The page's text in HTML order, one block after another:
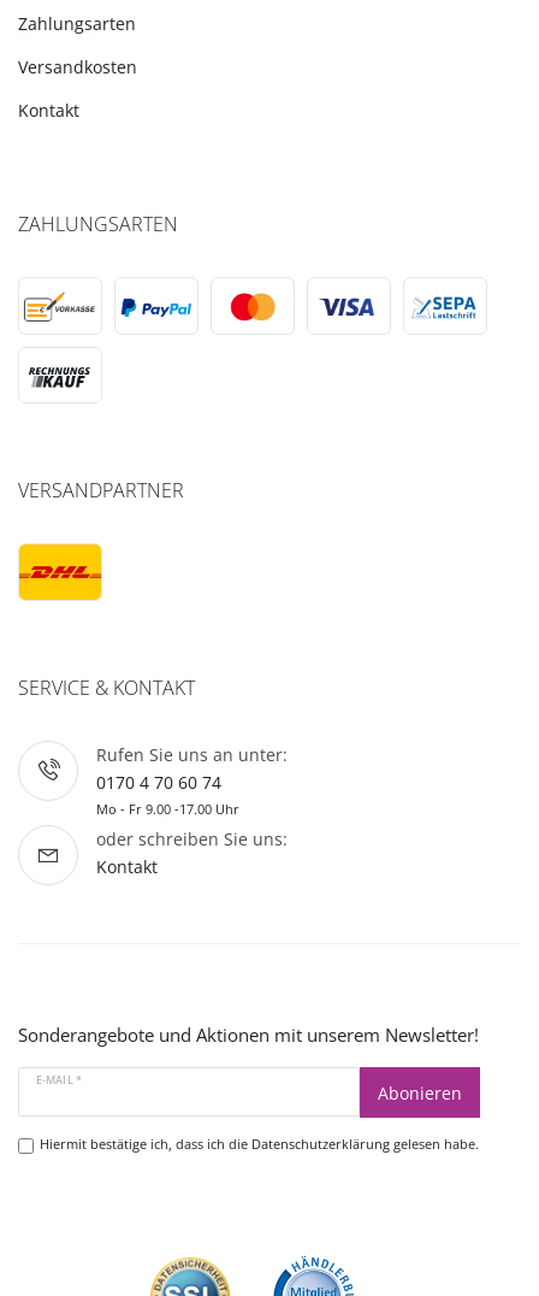
Zahlungsarten
Versandkosten
Kontakt
ZAHLUNGSARTEN
VERSANDPARTNER
SERVICE & KONTAKT
Rufen Sie uns an unter:
0170 4 70 60 74
Mo - Fr 9.00 -17.00 Uhr
oder schreiben Sie uns:
Kontakt
Sonderangebote und Aktionen mit unserem Newsletter!
E-MAIL *
Abonieren
Hiermit bestätige ich, dass ich die Datenschutzerklärunggelesen habe.